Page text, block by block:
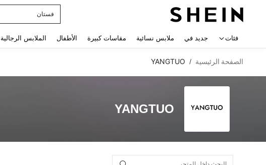
فستان
فئات جديد في ملابس نسائية مقاسات كبيرة الأطفال الملابس الرجالية
الصفحة الرئيسية /
YANGTUO
YANGTUO